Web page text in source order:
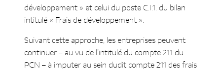
développement » et celui du poste C.I.1. du bilan
intitulé « Frais de développement ».
Suivant cette approche, les entreprises peuvent
continuer – au vu de l’intitulé du compte 211 du
PCN – à imputer au sein dudit compte 211 des frais